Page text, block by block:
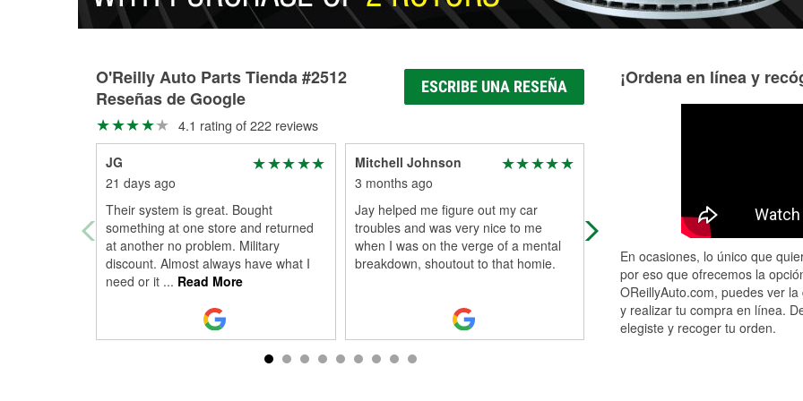
O'Reilly Auto Parts Tienda #2512
Reseñas de Google
ESCRIBE UNA RESEÑA
4.1 rating of 222 reviews
JG
21 days ago
Their system is great. Bought
something at one store and returned
at another no problem. Military
discount. Almost always have what I
need or it ... Read More
Mitchell Johnson
3 months ago
Jay helped me figure out my car
troubles and was very nice to me
when I was on the verge of a mental
breakdown, shoutout to that homie.
Jay was incredibly helpful when it
came to fixing a bad headlight! He
my car and install it for me as w...
Read More
¡Ordena en línea y
En ocasiones, lo único que
por eso que ofrecemos la
OReillyAuto.com, puedes ver
y realizar tu compra en línea.
elegiste y recoger tu orden.